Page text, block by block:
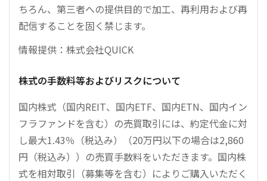
ちろん、第三者への提供目的で加工、再利用および再
配信することを固く禁じます。
情報提供：株式会社QUICK
株式の手数料等およびリスクについて
国内株式（国内REIT、国内ETF、国内ETN、国内イン
フラファンドを含む）の売買取引には、約定代金に対
し最大1.43％（税込み）（20万円以下の場合は2,860
円（税込み））の売買手数料をいただきます。国内株
式を相対取引（募集等を含む）によりご購入いただく